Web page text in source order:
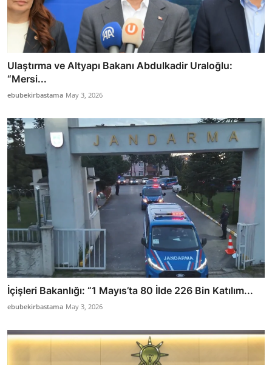
Ulaştırma ve Altyapı Bakanı Abdulkadir Uraloğlu:
“Mersi...
ebubekirbastama May 3, 2026
İçişleri Bakanlığı: “1 Mayıs’ta 80 İlde 226 Bin Katılım...
ebubekirbastama May 3, 2026